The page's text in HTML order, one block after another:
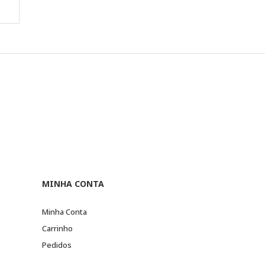
MINHA CONTA
Minha Conta
Carrinho
Pedidos